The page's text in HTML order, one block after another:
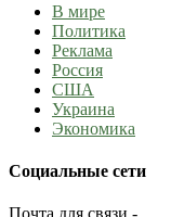
В мире
Политика
Реклама
Россия
США
Украина
Экономика
Социальные сети